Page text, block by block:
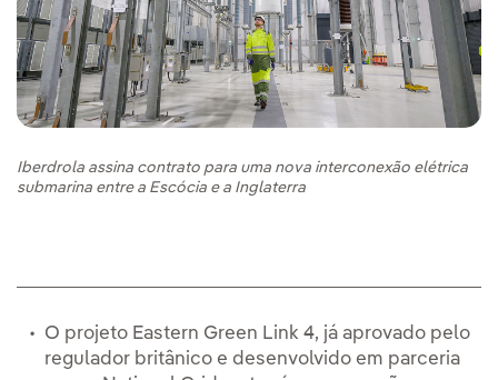
Iberdrola assina contrato para uma nova interconexão elétrica
submarina entre a Escócia e a Inglaterra
O projeto Eastern Green Link 4, já aprovado pelo
regulador britânico e desenvolvido em parceria